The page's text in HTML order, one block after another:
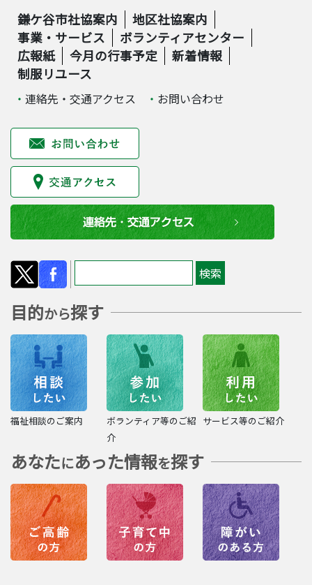
鎌ケ谷市社協案内
地区社協案内
事業・サービス
ボランティアセンター
広報紙
今月の行事予定
新着情報
制服リユース
連絡先・交通アクセス お問い合わせ
目的から探す
福祉相談のご案内
ボランティア等のご紹
介
サービス等のご紹介
あなたにあった情報を探す